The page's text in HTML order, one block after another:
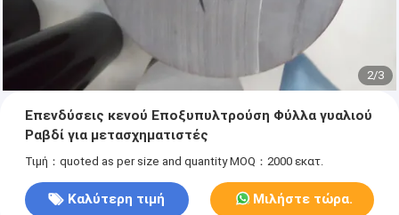
2/3
Επενδύσεις κενού Εποξυπυλτρούση Φύλλα γυαλιού
Ραβδί για μετασχηματιστές
Τιμή：quoted as per size and quantity MOQ：2000 εκατ.
Καλύτερη τιμή Μιλήστε τώρα.